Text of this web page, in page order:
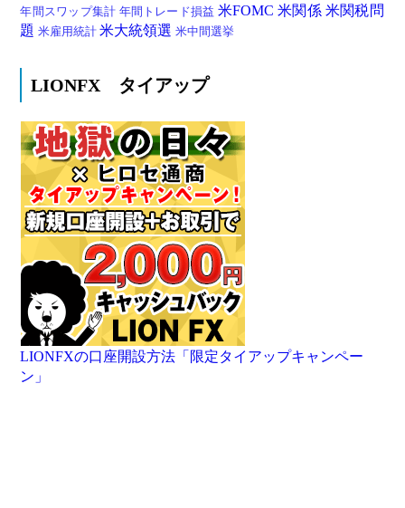
年間スワップ集計 年間トレード損益 米FOMC米関係 米関税問
題米雇用統計米大統領選米中間選挙
LIONFX タイアップ
LIONFXの口座開設方法「限定タイアップキャンペー
ン」